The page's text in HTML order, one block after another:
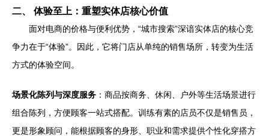
二、 体验至上：重塑实体店核心价值
面对电商的价格与便利优势，“城市搜索”深谙实体店的核心竞
争力在于“体验”。因此，它将门店从单纯的销售场所，转变为生活
方式的体验空间。
场景化陈列与深度服务 ：商品按商务、休闲、户外等生活场景进行
组合陈列，方便顾客一站式搭配。训练有素的店员不仅是销售员，
更是形象顾问，能根据顾客的身形、职业和需求提供个性化穿搭方